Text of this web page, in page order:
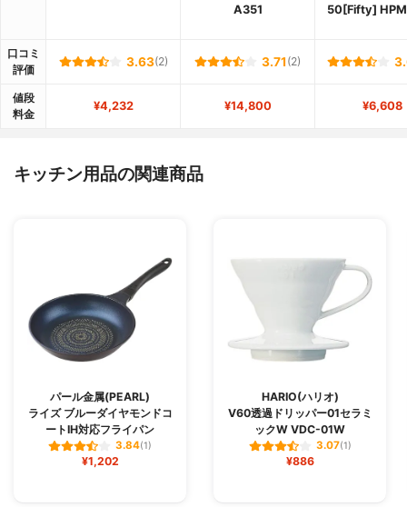
A351 50[Fifty]
口コミ
評価
3.63(2) 3.71 (2)
値段
料金
¥4,232 ¥14,800 ¥6,608
キッチン用品の関連商品
パール金属(PEARL)
ライズ ブルーダイヤモンドコ
ートIH対応フライパン
3.84(1)
¥1,202
HARIO(ハリオ)
V60透過ドリッパー01セラミ
ックW VDC-01W
3.07(1)
¥886